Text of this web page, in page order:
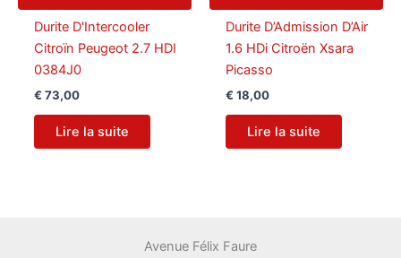
Durite D'Intercooler
Citroïn Peugeot 2.7 HDI
0384J0
€ 73,00
Lire la suite
Durite D’Admission D’Air
1.6 HDi Citroën Xsara
Picasso
€ 18,00
Lire la suite
Avenue Félix Faure